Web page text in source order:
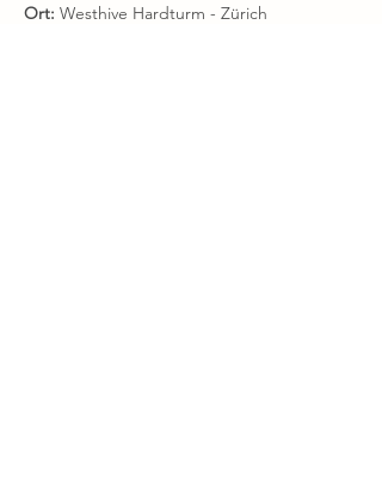
Ort: Westhive Hardturm - Zürich